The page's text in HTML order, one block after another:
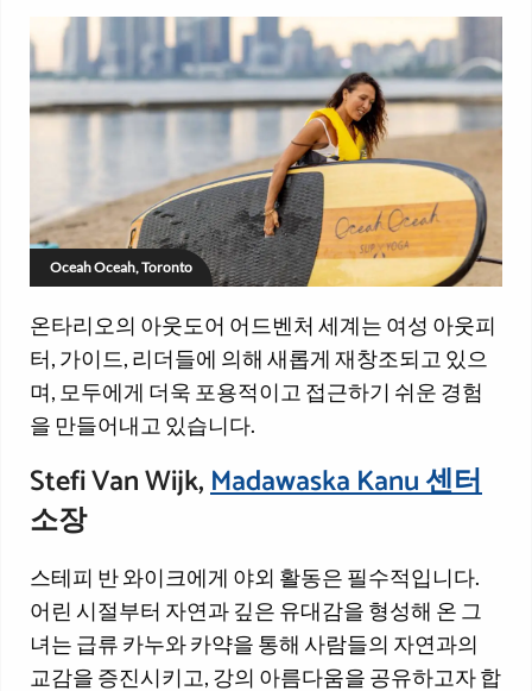
Oceah Oceah, Toronto
온타리오의 아웃도어 어드벤처 세계는 여성 아웃피
터, 가이드, 리더들에 의해 새롭게 재창조되고 있으
며, 모두에게 더욱 포용적이고 접근하기 쉬운 경험
을 만들어내고 있습니다.
Stefi Van Wijk,Madawaska Kanu 센터
소장
스테피 반 와이크에게 야외 활동은 필수적입니다.
어린 시절부터 자연과 깊은 유대감을 형성해 온 그
녀는 급류 카누와 카약을 통해 사람들의 자연과의
교감을 증진시키고, 강의 아름다움을 공유하고자 합